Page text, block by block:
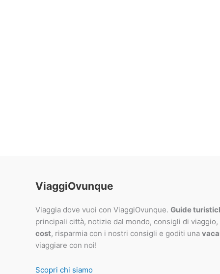
ViaggiOvunque
Viaggia dove vuoi con ViaggiOvunque. Guide
principali città, notizie dal mondo, consigli di
cost, risparmia con i nostri consigli e goditi una
viaggiare con noi!
Scopri chi siamo